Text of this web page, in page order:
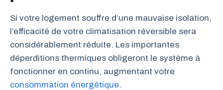
Si votre logement souffre d’une mauvaise isolation,
l’efficacité de votre climatisation réversible sera
considérablement réduite. Les importantes
déperditions thermiques obligeront le système à
fonctionner en continu, augmentant votre
consommation énergétique.